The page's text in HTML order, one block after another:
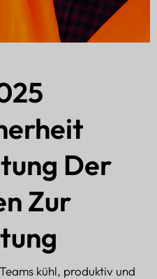
Der
Zur
kühl, produktiv und